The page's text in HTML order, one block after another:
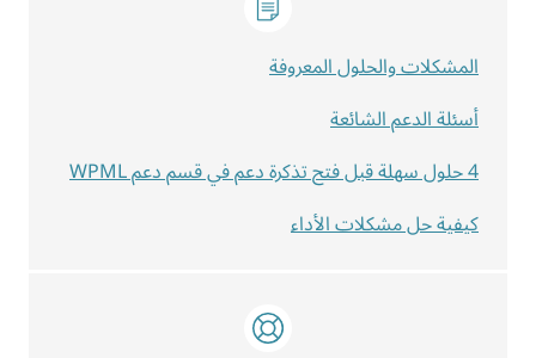
المشكلات والحلول المعروفة
أسئلة الدعم الشائعة
4 حلول سهلة قبل فتح تذكرة دعم في قسم دعم WPML
كيفية حل مشكلات الأداء